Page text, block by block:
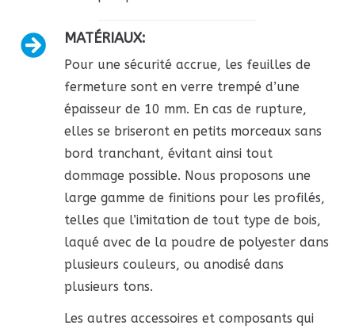
MATÉRIAUX:
Pour une sécurité accrue, les feuilles de
fermeture sont en verre trempé d’une
épaisseur de 10 mm. En cas de rupture,
elles se briseront en petits morceaux sans
bord tranchant, évitant ainsi tout
dommage possible. Nous proposons une
large gamme de finitions pour les profilés,
telles que l’imitation de tout type de bois,
laqué avec de la poudre de polyester dans
plusieurs couleurs, ou anodisé dans
plusieurs tons.
Les autres accessoires et composants qui